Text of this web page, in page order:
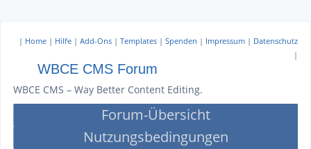
| Home | Hilfe | Add-Ons | Templates | Spenden | Impressum | Datenschutz
|
WBCE CMS Forum
WBCE CMS – Way Better Content Editing.
Forum-Übersicht
Nutzungsbedingungen